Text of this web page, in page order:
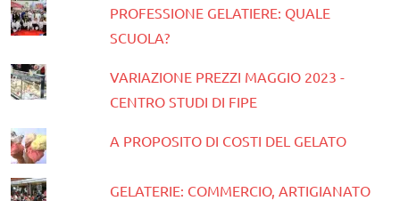
PROFESSIONE GELATIERE: QUALE
SCUOLA?
VARIAZIONE PREZZI MAGGIO 2023 -
CENTRO STUDI DI FIPE
A PROPOSITO DI COSTI DEL GELATO
GELATERIE: COMMERCIO, ARTIGIANATO